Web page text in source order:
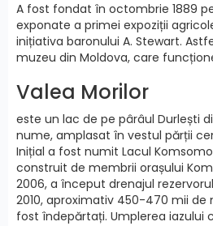
A fost fondat în octombrie 1889
exponate a primei expoziții
inițiativa baronului A. Stewart.
muzeu din Moldova, care
Valea Morilor
este un lac de pe pârâul Durlești
nume, amplasat în vestul părții
Inițial a fost numit Lacul
construit de membrii orașului
2006, a început drenajul
2010, aproximativ 450-470 mii
fost îndepărtați. Umplerea iazului